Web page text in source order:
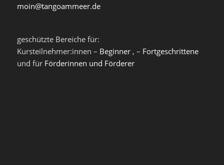
moin@tangoammeer.de
geschützte Bereiche für:
Kursteilnehmer:innen – Beginner, – Fortgeschrittene
und für Förderinnen und Förderer